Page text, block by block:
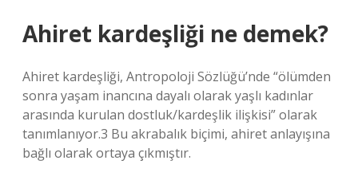
Ahiret kardeşliği ne demek?
Ahiret kardeşliği, Antropoloji Sözlüğü’nde “ölümden
sonra yaşam inancına dayalı olarak yaşlı kadınlar
arasında kurulan dostluk/kardeşlik ilişkisi” olarak
tanımlanıyor.3 Bu akrabalık biçimi, ahiret anlayışına
bağlı olarak ortaya çıkmıştır.